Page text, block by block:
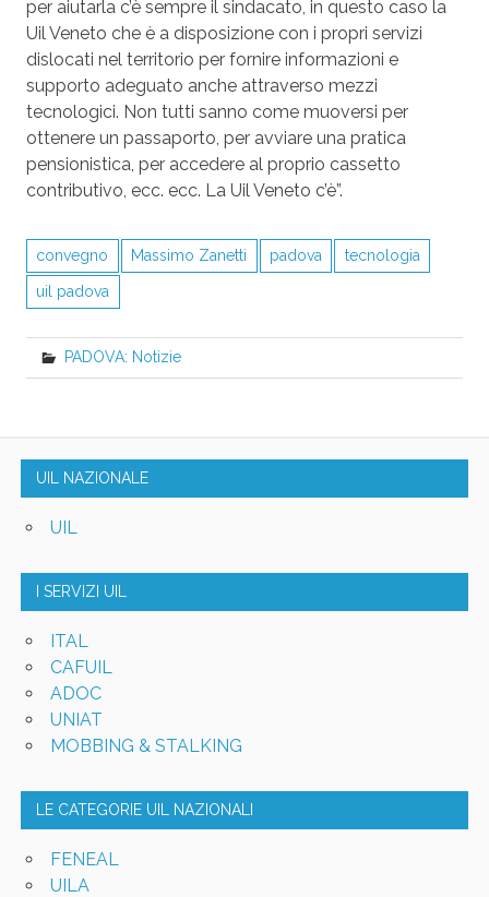
per aiutarla c’è sempre il sindacato, in questo caso la
Uil Veneto che è a disposizione con i propri servizi
dislocati nel territorio per fornire informazioni e
supporto adeguato anche attraverso mezzi
tecnologici. Non tutti sanno come muoversi per
ottenere un passaporto, per avviare una pratica
pensionistica, per accedere al proprio cassetto
contributivo, ecc. ecc. La Uil Veneto c’è”.
convegno Massimo Zanetti padova tecnologia
uil padova
PADOVA: Notizie
UIL NAZIONALE
UIL
I SERVIZI UIL
ITAL
CAFUIL
ADOC
UNIAT
MOBBING & STALKING
LE CATEGORIE UIL NAZIONALI
FENEAL
UILA